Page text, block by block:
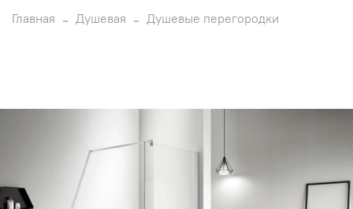
Главная Душевая Душевые перегородки